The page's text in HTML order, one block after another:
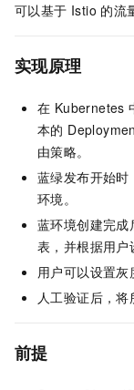
可以基于 Istio 的流
实现原理
在 Kubernetes
本的
由策略。
蓝绿发布开始
环境。
蓝环境创建完
表，并根据用户
用户可以设置灰
人工验证后，将
前提